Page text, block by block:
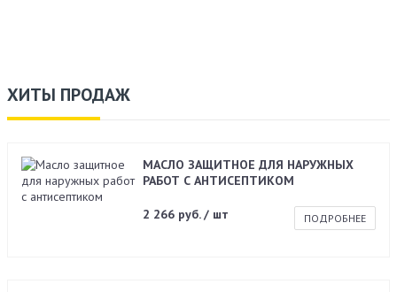
ХИТЫ ПРОДАЖ
МАСЛО ЗАЩИТНОЕ ДЛЯ НАРУЖНЫХ
РАБОТ С АНТИСЕПТИКОМ
2 266 руб. / шт ПОДРОБНЕЕ